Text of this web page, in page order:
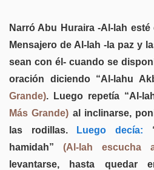
Narró Abu Huraira -Al-lah
Mensajero de Al-lah -la paz y
sean con él- cuando se
oración diciendo “Al-lahu
Grande). Luego repetía “Al-
Más Grande) al inclinarse,
las rodillas.Luego decía:
hamidah” (Al-lah escucha
levantarse, hasta quedar